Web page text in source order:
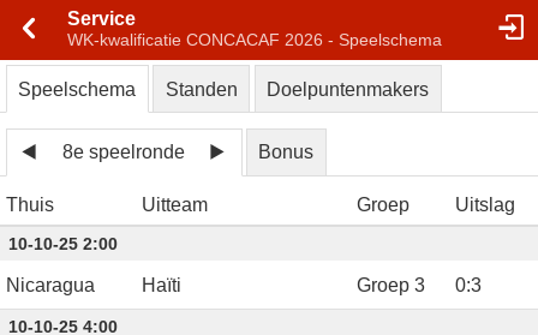
Service
WK-kwalificatie CONCACAF 2026 - Speelschema
Speelschema Standen Doelpuntenmakers
8e speelronde Bonus
Thuis Uitteam Groep Uitslag
10-10-25 2:00
Nicaragua Haïti Groep 3 0:3
10-10-25 4:00